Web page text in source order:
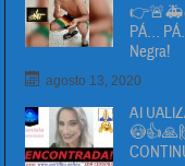
PÁ…
Negra!
agosto 13, 2020